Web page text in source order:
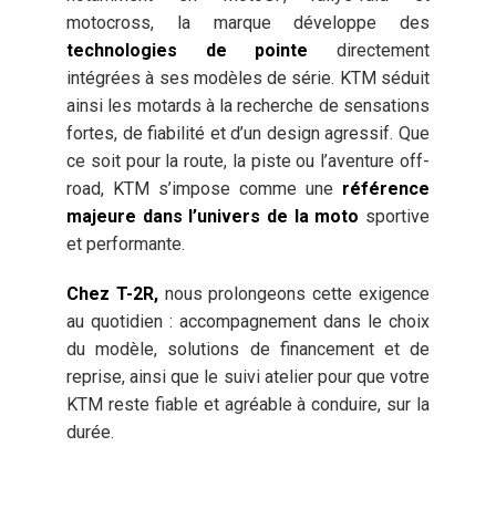
motocross, la marque développe des
technologies de pointe directement
intégrées à ses modèles de série. KTM séduit
ainsi les motards à la recherche de sensations
fortes, de fiabilité et d’un design agressif. Que
ce soit pour la route, la piste ou l’aventure off-
road, KTM s’impose comme une référence
majeure dans l’univers de la moto sportive
et performante.
Chez T-2R,nous prolongeons cette exigence
au quotidien : accompagnement dans le choix
du modèle, solutions de financement et de
reprise, ainsi que le suivi atelier pour que votre
KTM reste fiable et agréable à conduire, sur la
durée.